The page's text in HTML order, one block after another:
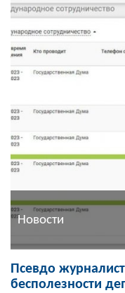
Новости
Псевдо
бесполезности